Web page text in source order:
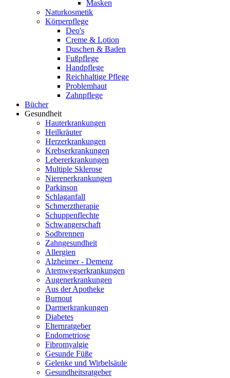
Masken
Naturkosmetik
Körperpflege
Deo's
Creme & Lotion
Duschen & Baden
Fußpflege
Handpflege
Reichhaltige Pflege
Problemhaut
Zahnpflege
Bücher
Gesundheit
Hauterkrankungen
Heilkräuter
Herzerkrankungen
Krebserkrankungen
Lebererkrankungen
Multiple Sklerose
Nierenerkrankungen
Parkinson
Schlaganfall
Schmerztherapie
Schuppenflechte
Schwangerschaft
Sodbrennen
Zahngesundheit
Allergien
Alzheimer - Demenz
Atemwegserkrankungen
Augenerkrankungen
Aus der Apotheke
Burnout
Darmerkrankungen
Diabetes
Elternratgeber
Endometriose
Fibromyalgie
Gesunde Füße
Gelenke und Wirbelsäule
Gesundheitsratgeber